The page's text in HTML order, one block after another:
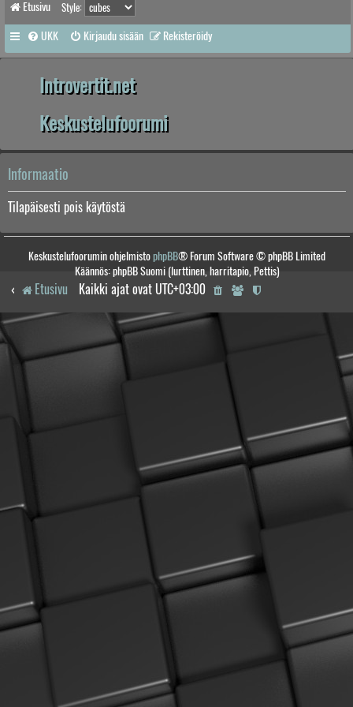
Etusivu Style:
UKK Kirjaudu sisään Rekisteröidy
Introvertit.net
Keskustelufoorumi
Informaatio
Tilapäisesti pois käytöstä
Keskustelufoorumin ohjelmistophpBB® Forum Software © phpBB Limited
Käännös: phpBB Suomi (lurttinen, harritapio, Pettis)
Etusivu Kaikki ajat ovat UTC+03:00